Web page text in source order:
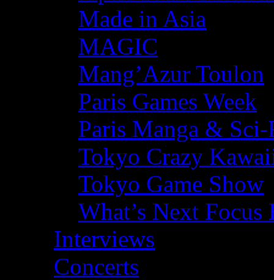
Made in Asia
MAGIC
Mang’Azur Toulon
Paris Games Week
Paris Manga &
Tokyo Crazy
Tokyo Game Show
What’s Next
Interviews
Concerts